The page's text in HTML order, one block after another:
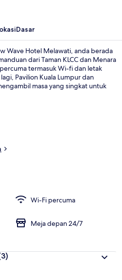
Dasar
Wave Hotel Melawati, anda berada
dari Taman KLCC dan Menara
termasuk Wi-fi dan letak
Pavilion Kuala Lumpur dan
masa yang singkat untuk
Wi-Fi percuma
Meja depan 24/7